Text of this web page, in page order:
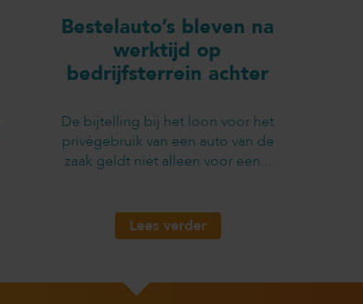
Bestelauto’s bleven na
werktijd op
bedrijfsterrein achter
De bijtelling bij het loon voor het
privégebruik van een auto van de
zaak geldt niet alleen voor een...
Lees verder